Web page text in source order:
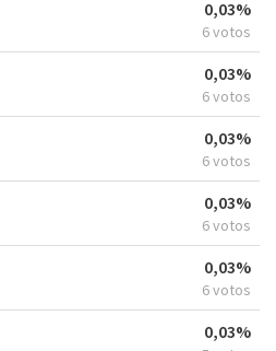
0,03%
6 votos
0,03%
6 votos
0,03%
6 votos
0,03%
6 votos
0,03%
6 votos
0,03%